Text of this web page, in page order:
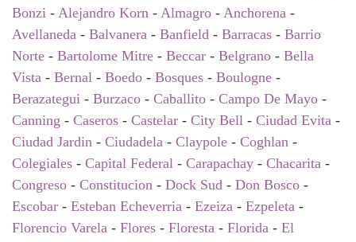
Bonzi - Alejandro Korn - Almagro - Anchorena -
Avellaneda - Balvanera - Banfield - Barracas - Barrio
Norte - Bartolome Mitre - Beccar - Belgrano - Bella
Vista - Bernal - Boedo - Bosques - Boulogne -
Berazategui - Burzaco - Caballito - Campo De Mayo -
Canning - Caseros - Castelar - City Bell - Ciudad Evita -
Ciudad Jardin - Ciudadela - Claypole - Coghlan -
Colegiales - Capital Federal - Carapachay - Chacarita -
Congreso - Constitucion - Dock Sud - Don Bosco -
Escobar - Esteban Echeverria - Ezeiza - Ezpeleta -
Florencio Varela - Flores - Floresta - Florida - El